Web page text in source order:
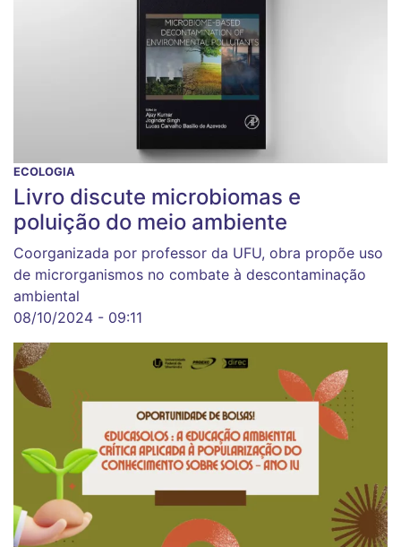
ECOLOGIA
Livro discute microbiomas e
poluição do meio ambiente
Coorganizada por professor da UFU, obra propõe uso
de microrganismos no combate à descontaminação
ambiental
08/10/2024 - 09:11